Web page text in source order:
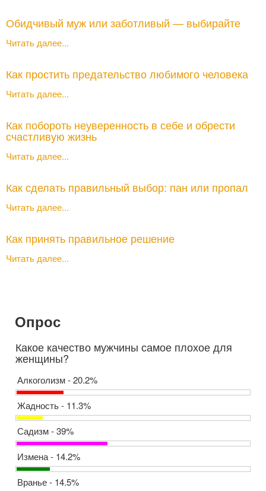
Обидчивый муж или заботливый — выбирайте
Читать далее...
Как простить предательство любимого человека
Читать далее...
Как побороть неуверенность в себе и обрести
счастливую жизнь
Читать далее...
Как сделать правильный выбор: пан или пропал
Читать далее...
Как принять правильное решение
Читать далее...
Опрос
Какое качество мужчины самое плохое для
женщины?
Алкоголизм - 20.2%
Жадность - 11.3%
Садизм - 39%
Измена - 14.2%
Вранье - 14.5%